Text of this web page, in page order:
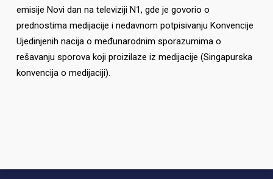
emisije Novi dan na televiziji N1, gde je govorio o
prednostima medijacije i nedavnom potpisivanju Konvencije
Ujedinjenih nacija o međunarodnim sporazumima o
rešavanju sporova koji proizilaze iz medijacije (Singapurska
konvencija o medijaciji).